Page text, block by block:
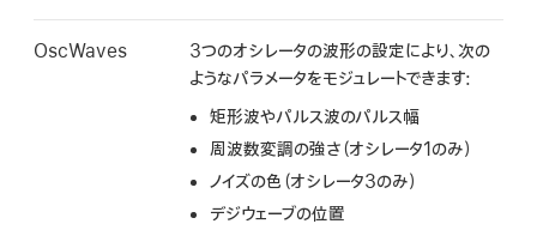
OscWaves
3つのオシレータの波形の設定により、次の
ようなパラメータをモジュレートできます:
矩形波やパルス波のパルス幅
周波数変調の強さ（オシレータ1のみ）
ノイズの色（オシレータ3のみ）
デジウェーブの位置